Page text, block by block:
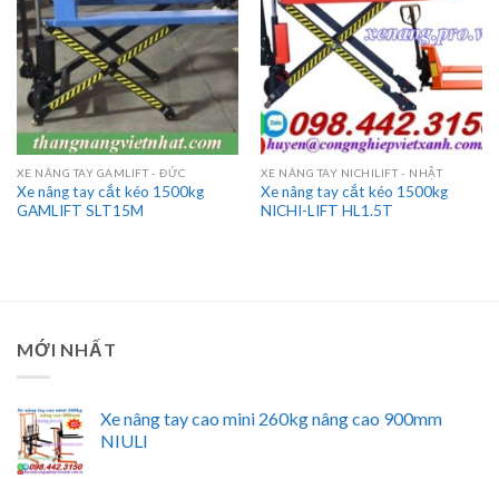
XE NÂNG TAY GAMLIFT - ĐỨC
Xe nâng tay cắt kéo 1500kg
GAMLIFT SLT15M
XE NÂNG TAY NICHILIFT - NHẬT
Xe nâng tay cắt kéo 1500kg
NICHI-LIFT HL1.5T
MỚI NHẤT
Xe nâng tay cao mini 260kg nâng cao 900mm
NIULI